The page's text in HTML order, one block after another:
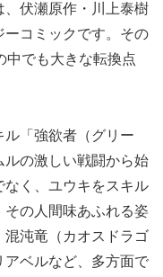
、伏瀬原作・川上泰樹
コミックです。その
中でも大きな転換点
「強欲者（グリー
ルの激しい戦闘から始
なく、ユウキをスキル
の人間味あふれる姿
沌竜（カオスドラゴ
アベルなど、多方面で